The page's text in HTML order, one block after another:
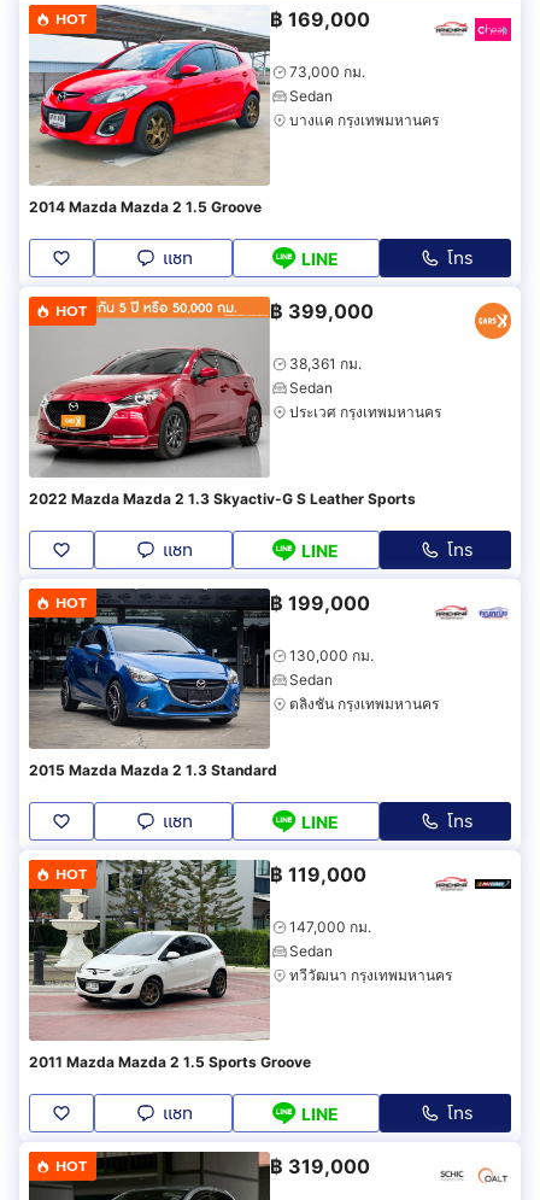
HOT ฿ 169,000
73,000 กม.
Sedan
บางแค กรุงเทพมหานคร
2014 Mazda Mazda 2 1.5 Groove
แชท LINE โทร
HOT ฿ 399,000
38,361 กม.
Sedan
ประเวศ กรุงเทพมหานคร
2022 Mazda Mazda 2 1.3 Skyactiv-G S Leather Sports
แชท LINE โทร
HOT ฿ 199,000
130,000 กม.
Sedan
ตลิ่งชัน กรุงเทพมหานคร
2015 Mazda Mazda 2 1.3 Standard
แชท LINE โทร
HOT ฿ 119,000
147,000 กม.
Sedan
ทวีวัฒนา กรุงเทพมหานคร
2011 Mazda Mazda 2 1.5 Sports Groove
แชท LINE โทร
HOT ฿ 319,000